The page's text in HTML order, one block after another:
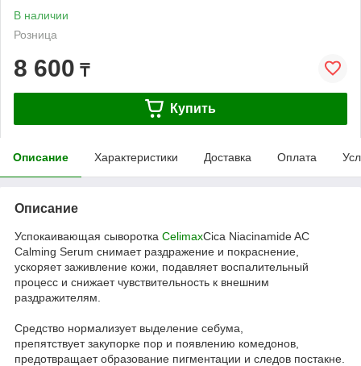
В наличии
Розница
8 600 ₸
Купить
Описание Характеристики Доставка Оплата
Описание
Успокаивающая сыворотка CelimaxCica Niacinamide AC
Calming Serum снимает раздражение и покраснение,
ускоряет заживление кожи, подавляет воспалительный
процесс и снижает чувствительность к внешним
раздражителям.
Средство нормализует выделение себума,
препятствует закупорке пор и появлению комедонов,
предотвращает образование пигментации и следов постакне.